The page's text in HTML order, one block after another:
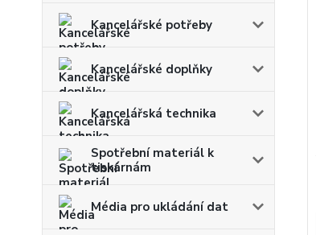
Kancelářské potřeby
Kancelářské doplňky
Kancelářská technika
Spotřební materiál k
tiskárnám
Média pro ukládání dat